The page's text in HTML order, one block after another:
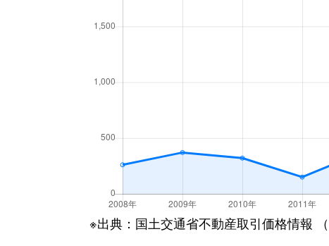
※出典：国土交通省不動産取引価格情報 （